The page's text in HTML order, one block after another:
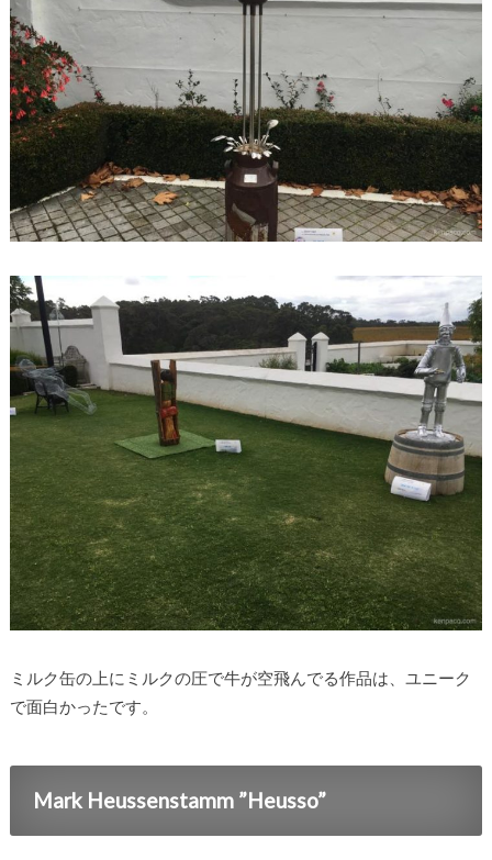
ミルク缶の上にミルクの圧で牛が空飛んでる作品は、ユニーク
で面白かったです。
Mark Heussenstamm ”Heusso”